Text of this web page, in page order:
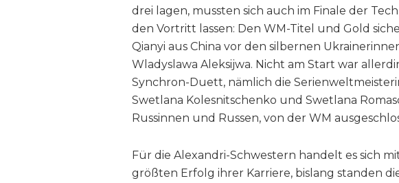
drei lagen, mussten sich auch im Finale der
den Vortritt lassen: Den WM-Titel und Gold
Qianyi aus China vor den silbernen
Wladyslawa Aleksijwa. Nicht am Start war
Synchron-Duett, nämlich die
Swetlana Kolesnitschenko und Swetlana
Russinnen und Russen, von der WM
Für die Alexandri-Schwestern handelt es sich
größten Erfolg ihrer Karriere, bislang standen